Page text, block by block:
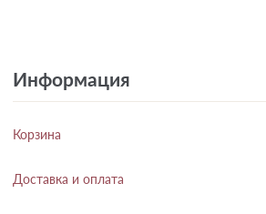
Информация
Корзина
Доставка и оплата